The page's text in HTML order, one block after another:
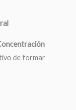
de formar